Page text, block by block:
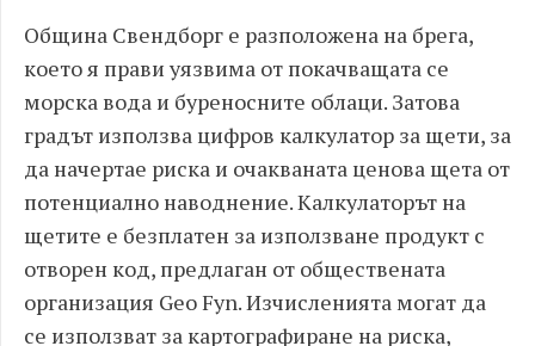
Община Свендборг е разположена на брега,
което я прави уязвима от покачващата се
морска вода и буреносните облаци. Затова
градът използва цифров калкулатор за щети, за
да начертае риска и очакваната ценова щета от
потенциално наводнение. Калкулаторът на
щетите е безплатен за използване продукт с
отворен код, предлаган от обществената
организация Geo Fyn. Изчисленията могат да
се използват за картографиране на риска,